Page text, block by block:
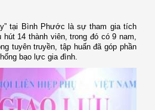
tại Bình Phước là sự tham gia tích
14 thành viên, trong đó có 9 nam,
tuyên truyền, tập huấn đã góp phần
bạo lực gia đình.